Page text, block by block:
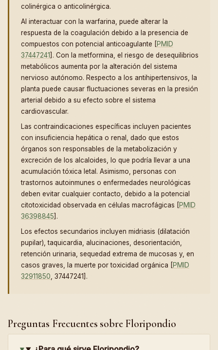
colinérgica o anticolinérgica.
Al interactuar con la warfarina, puede alterar la
respuesta de la coagulación debido a la presencia de
compuestos con potencial anticoagulante [PMID
37447241]. Con la metformina, el riesgo de desequilibrios
metabólicos aumenta por la alteración del sistema
nervioso autónomo. Respecto a los antihipertensivos, la
planta puede causar fluctuaciones severas en la presión
arterial debido a su efecto sobre el sistema
cardiovascular.
Las contraindicaciones específicas incluyen pacientes
con insuficiencia hepática o renal, dado que estos
órganos son responsables de la metabolización y
excreción de los alcaloides, lo que podría llevar a una
acumulación tóxica letal. Asimismo, personas con
trastornos autoinmunes o enfermedades neurológicas
deben evitar cualquier contacto, debido a la potencial
citotoxicidad observada en células macrofágicas [PMID
36398845].
Los efectos secundarios incluyen midriasis (dilatación
pupilar), taquicardia, alucinaciones, desorientación,
retención urinaria, sequedad extrema de mucosas y, en
casos graves, la muerte por toxicidad orgánica [PMID
32911850, 37447241].
Preguntas Frecuentes sobre Floripondio